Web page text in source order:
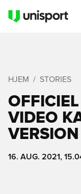
HJEM STORIES
VIDEO
VERSION
16. AUG. 2021,